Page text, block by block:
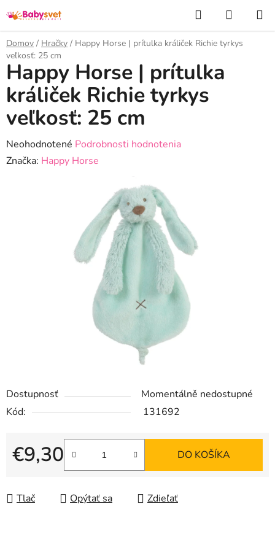
na
obsah
Hľadať
KOŠÍK
Domov / Hračky / Happy Horse | prítulka králiček Richie tyrkys
veľkosť: 25 cm
Dostupnosť
Momentálně nedostupné
Kód:
131692
€9,30
Jednotková cena:
DO KOŠÍKA
Tlač Opýtať sa Zdieľať
Happy Horse | prítulka
králiček Richie tyrkys
veľkosť: 25 cm
Priemerné
hodnotenie
Neohodnotené Podrobnosti hodnotenia
Značka: Happy Horse